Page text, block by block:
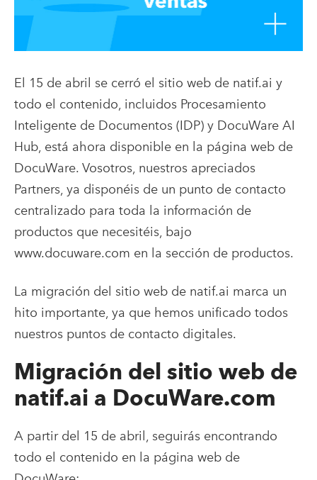
El 15 de abril se cerró el sitio web de natif.ai y
todo el contenido, incluidos Procesamiento
Inteligente de Documentos (IDP) y DocuWare AI
Hub, está ahora disponible en la página web de
DocuWare. Vosotros, nuestros apreciados
Partners, ya disponéis de un punto de contacto
centralizado para toda la información de
productos que necesitéis, bajo
www.docuware.com en la sección de productos.
La migración del sitio web de natif.ai marca un
hito importante, ya que hemos unificado todos
nuestros puntos de contacto digitales.
Migración del sitio web de
natif.ai a DocuWare.com
A partir del 15 de abril, seguirás encontrando
todo el contenido en la página web de